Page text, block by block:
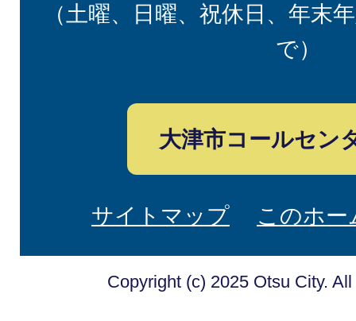
（土曜、日曜、祝休日、年末
で）
大津市コールセン
サイトマップ このホ
Copyright (c) 2025 Otsu City.